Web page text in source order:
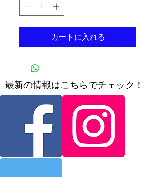
カートに入れる
​最新の情報はこちらでチェック！